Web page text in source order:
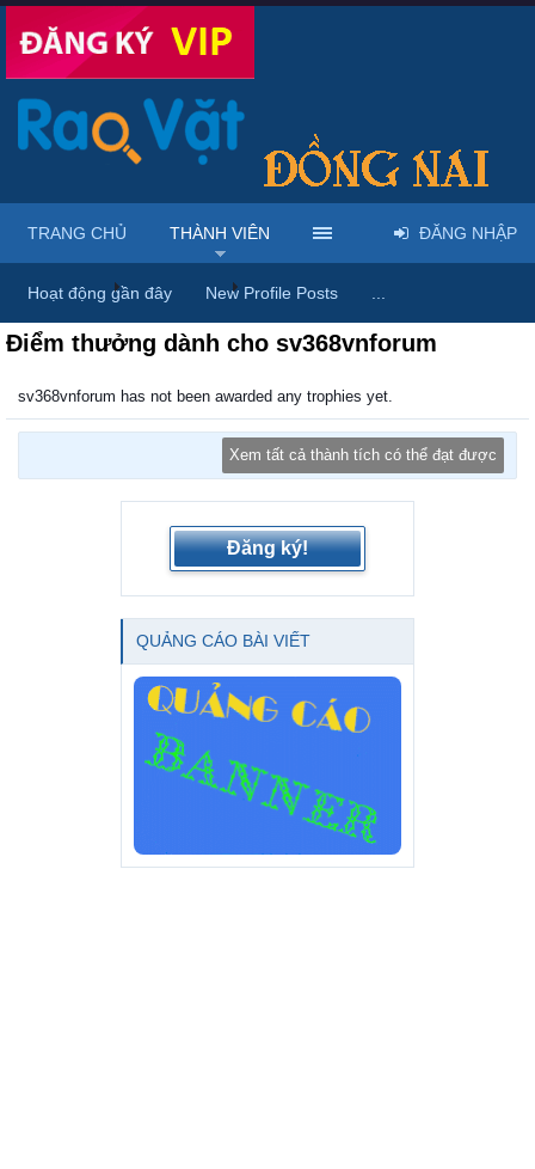
Trang chủ Thành viên sv368vnforum
Điểm thưởng dành cho sv368vnforum
sv368vnforum has not been awarded any trophies yet.
Xem tất cả thành tích có thể đạt được
Đăng ký!
QUẢNG CÁO BÀI VIẾT
TRANG CHỦ THÀNH VIÊN
Hoạt động gần đây New Profile Posts
ĐĂNG NHẬP